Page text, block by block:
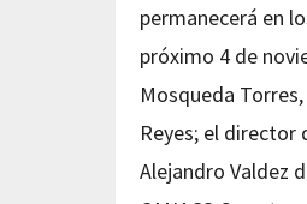
permanecerá en
próximo 4 de
Mosqueda
Reyes; el director
Alejandro Valdez